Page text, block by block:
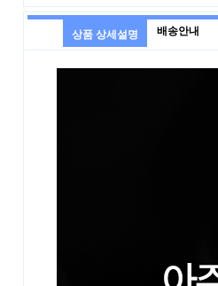
상품 상세설명 배송안내